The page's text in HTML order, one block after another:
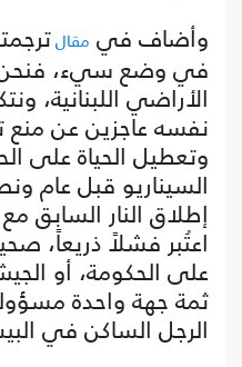
وأضاف في مقال
في وضع سيء،
الأراضي اللبنانية،
نفسه عاجزين عن منع
وتعطيل الحياة على
السيناريو قبل عام
إطلاق النار السابق مع
اعتُبر فشلاً ذريعاً،
على الحكومة، أو
ثمة جهة واحدة
الرجل الساكن في